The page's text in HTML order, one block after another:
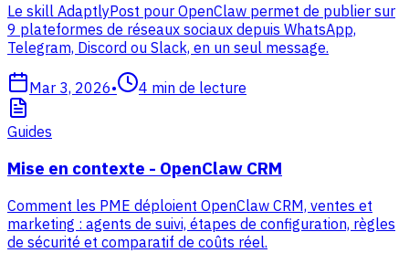
Le skill AdaptlyPost pour OpenClaw permet de publier sur
9 plateformes de réseaux sociaux depuis WhatsApp,
Telegram, Discord ou Slack, en un seul message.
Mar 3, 2026• 4 min de lecture
Guides
Mise en contexte - OpenClaw CRM
Comment les PME déploient OpenClaw CRM, ventes et
marketing : agents de suivi, étapes de configuration, règles
de sécurité et comparatif de coûts réel.